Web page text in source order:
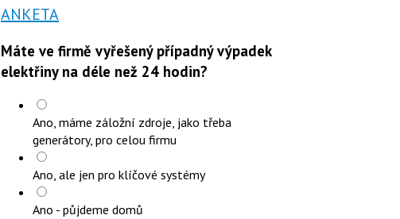
ANKETA
Máte ve firmě vyřešený případný výpadek
elektřiny na déle než 24 hodin?
Ano, máme záložní zdroje, jako třeba
generátory, pro celou firmu
Ano, ale jen pro klíčové systémy
Ano - půjdeme domů